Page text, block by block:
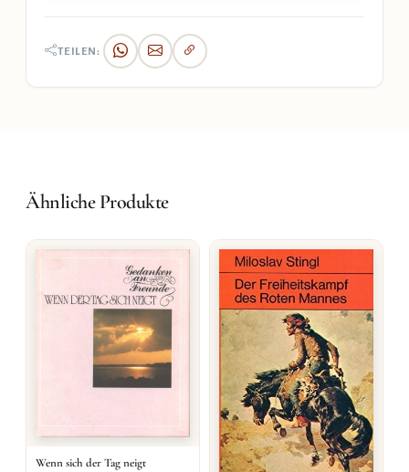
TEILEN:
Ähnliche Produkte
Wenn sich der Tag neigt